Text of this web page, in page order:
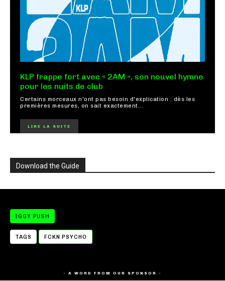
KLP frappe fort avec « 2AM », son nouvel hymne
pour les nuits de club
Certains morceaux n'ont pas besoin d'explication : dès les
premières mesures, on sait exactement...
LIRE LA SUITE
Download the Guide
IGGY PUSH
TAGS FCKN PSYCHO
- A WORD FROM OUR SPONSOR -